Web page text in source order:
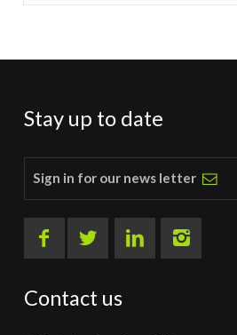
Stay up to date
Sign in for our news letter
Contact us